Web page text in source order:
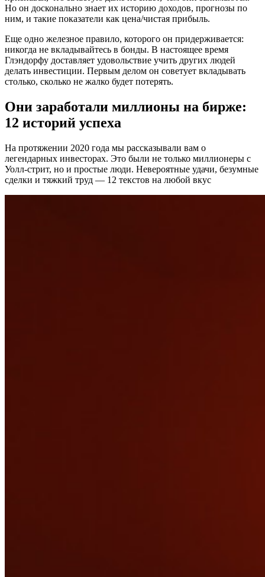
Но он досконально знает их историю доходов, прогнозы по
ним, и такие показатели как цена/чистая прибыль.
Еще одно железное правило, которого он придерживается:
никогда не вкладывайтесь в бонды. В настоящее время
Глэндорфу доставляет удовольствие учить других людей
делать инвестиции. Первым делом он советует вкладывать
столько, сколько не жалко будет потерять.
Они заработали миллионы на бирже:
12 историй успеха
На протяжении 2020 года мы рассказывали вам о
легендарных инвесторах. Это были не только миллионеры с
Уолл-стрит, но и простые люди. Невероятные удачи, безумные
сделки и тяжкий труд — 12 текстов на любой вкус